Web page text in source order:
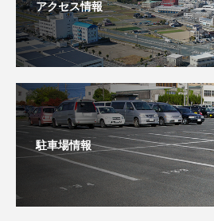
アクセス情報
駐車場情報